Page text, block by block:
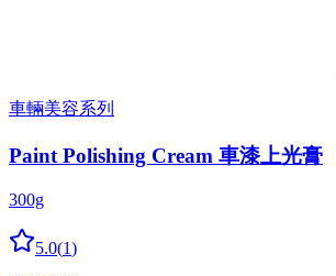
車輛美容系列
Paint Polishing Cream 車漆上光膏
300g
5.0(1)